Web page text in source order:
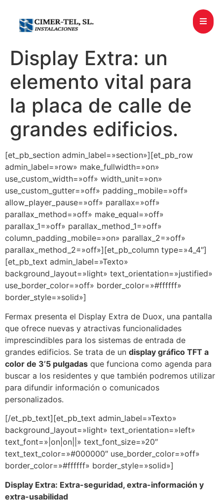
Display Extra: un
elemento vital para
la placa de calle de
grandes edificios.
[et_pb_section admin_label=»section»][et_pb_row
admin_label=»row» make_fullwidth=»on»
use_custom_width=»off» width_unit=»on»
use_custom_gutter=»off» padding_mobile=»off»
allow_player_pause=»off» parallax=»off»
parallax_method=»off» make_equal=»off»
parallax_1=»off» parallax_method_1=»off»
column_padding_mobile=»on» parallax_2=»off»
parallax_method_2=»off»][et_pb_column type=»4_4″]
[et_pb_text admin_label=»Texto»
background_layout=»light» text_orientation=»justified»
use_border_color=»off» border_color=»#ffffff»
border_style=»solid»]
Fermax presenta el Display Extra de Duox, una pantalla
que ofrece nuevas y atractivas funcionalidades
imprescindibles para los sistemas de entrada de
grandes edificios. Se trata de un display gráfico TFT a
color de 3’5 pulgadas que funciona como agenda para
buscar a los residentes y que también podremos utilizar
para difundir información o comunicados
personalizados.
[/et_pb_text][et_pb_text admin_label=»Texto»
background_layout=»light» text_orientation=»left»
text_font=»|on|on||» text_font_size=»20″
text_text_color=»#000000″ use_border_color=»off»
border_color=»#ffffff» border_style=»solid»]
Display Extra: Extra-seguridad, extra-información y
extra-usabilidad